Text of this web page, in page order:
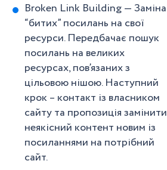
Broken Link Building — Заміна
“битих” посилань на свої
ресурси. Передбачає пошук
посилань на великих
ресурсах, пов’язаних з
цільовою нішою. Наступний
крок – контакт із власником
сайту та пропозиція замінити
неякісний контент новим із
посиланнями на потрібний
сайт.